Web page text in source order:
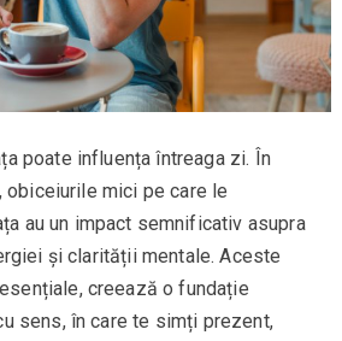
poate influența întreaga zi. În
mici pe care le
au un impact semnificativ asupra
și clarității mentale. Aceste
creează o fundație
sens, în care te simți prezent,